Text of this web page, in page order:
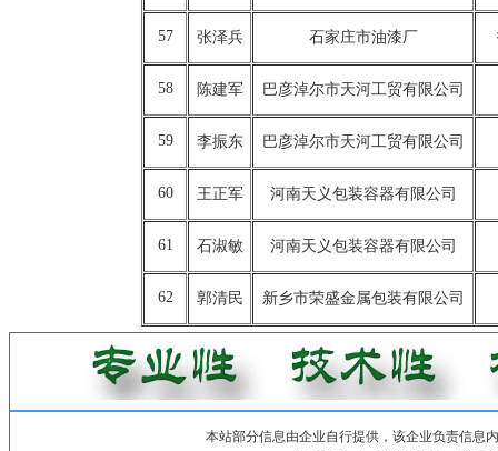
57 张泽兵 石家庄市油漆厂
58 陈建军 巴彦淖尔市天河工贸有限公司
59 李振东 巴彦淖尔市天河工贸有限公司
60 王正军 河南天义包装容器有限公司
61 石淑敏 河南天义包装容器有限公司
62 郭清民 新乡市荣盛金属包装有限公司
本站部分信息由企业自行提供，该企业负责信息